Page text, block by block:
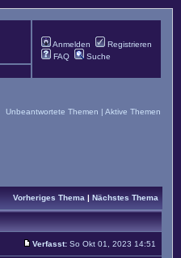
Anmelden
Registrieren
FAQ
Suche
Unbeantwortete Themen | Aktive Themen
Vorheriges Thema | Nächstes Thema
Verfasst: So Okt 01, 2023 14:51